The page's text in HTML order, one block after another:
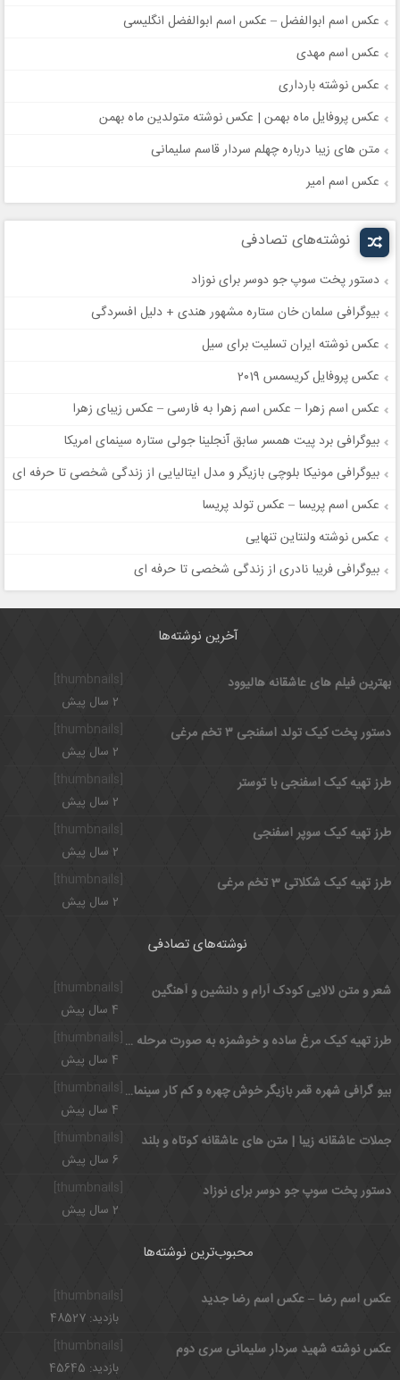
عکس اسم ابوالفضل – عکس اسم ابوالفضل انگلیسی
عکس اسم مهدی
عکس نوشته بارداری
عکس پروفایل ماه بهمن | عکس نوشته متولدین ماه بهمن
متن های زیبا درباره چهلم سردار قاسم سلیمانی
عکس اسم امیر
نوشته‌های تصادفی
دستور پخت سوپ جو دوسر برای نوزاد
بیوگرافی سلمان خان ستاره مشهور هندی + دلیل افسردگی
عکس نوشته ایران تسلیت برای سیل
عکس پروفایل کریسمس 2019
عکس اسم زهرا – عکس اسم زهرا به فارسی – عکس زیبای زهرا
بیوگرافی برد پیت همسر سابق آنجلینا جولی ستاره سینمای امریکا
بیوگرافی مونیکا بلوچی بازیگر و مدل ایتالیایی از زندگی شخصی تا حرفه ای
عکس اسم پریسا – عکس تولد پریسا
عکس نوشته ولنتاین تنهایی
بیوگرافی فریبا نادری از زندگی شخصی تا حرفه ای
آخرین نوشته‌ها
بهترین فیلم های عاشقانه هالیوود
2 سال پیش
[thumbnails]
دستور پخت کیک تولد اسفنجی ۳ تخم مرغی
2 سال پیش
طرز تهیه کیک اسفنجی با توستر
2 سال پیش
[thumbnails]
طرز تهیه کیک سوپر اسفنجی
2 سال پیش
طرز تهیه کیک شکلاتی 3 تخم مرغی
2 سال پیش
نوشته‌های تصادفی
[thumbnails] شعر و متن لالایی کودک آرام و دلنشین و آهنگین
4 سال پیش
طرز تهیه کیک مرغ ساده و خوشمزه به صورت مرحله به مرحله
4 سال پیش
[thumbnails] بیو گرافی شهره قمر بازیگر خوش چهره و کم کار سینمای ایران
4 سال پیش
جملات عاشقانه زیبا | متن های عاشقانه کوتاه و بلند
6 سال پیش
دستور پخت سوپ جو دوسر برای نوزاد
2 سال پیش
محبوب‌ترین نوشته‌ها
عکس اسم رضا – عکس اسم رضا جدید
بازدید: 48527
[thumbnails]
عکس نوشته شهید سردار سلیمانی سری دوم
بازدید: 45645